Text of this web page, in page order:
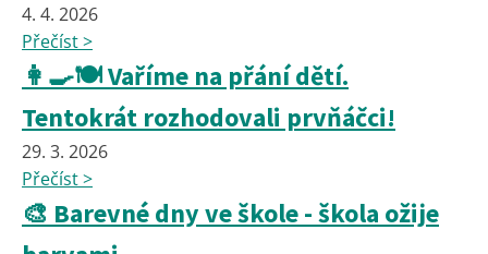
4. 4. 2026
Přečíst >
👩‍🍳🍽️ Vaříme na přání dětí.
Tentokrát rozhodovali prvňáčci!
29. 3. 2026
Přečíst >
🎨 Barevné dny ve škole - škola ožije